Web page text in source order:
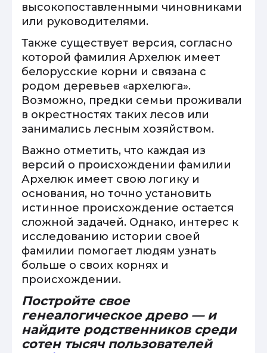
высокопоставленными чиновниками
или руководителями.
Также существует версия, согласно
которой фамилия Архелюк имеет
белорусские корни и связана с
родом деревьев «архелюга».
Возможно, предки семьи проживали
в окрестностях таких лесов или
занимались лесным хозяйством.
Важно отметить, что каждая из
версий о происхождении фамилии
Архелюк имеет свою логику и
основания, но точно установить
истинное происхождение остается
сложной задачей. Однако, интерес к
исследованию истории своей
фамилии помогает людям узнать
больше о своих корнях и
происхождении.
Постройте свое
генеалогическое древо — и
найдите родственников среди
сотен тысяч пользователей